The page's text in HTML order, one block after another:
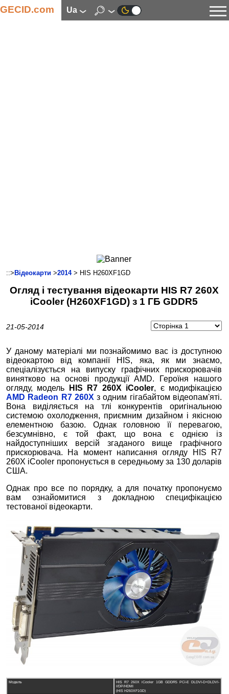
GECID.com ua
Смартфони
Комунікації
Автоелектроніка
::> Відеокарти >2014> HIS H260XF1GD
Огляд і тестування відеокарти HIS R7 260Х
iCooler (H260XF1GD) з 1 ГБ GDDR5
21-05-2014
У даному матеріалі ми познайомимо вас із доступною
відеокартою від компанії HIS, яка, як ми знаємо,
спеціалізується на випуску графічних прискорювачів
винятково на основі продукції AMD. Героїня нашого
огляду, модель HIS R7 260Х iCooler, є модифікацією
AMD Radeon R7 260Х з одним гігабайтом відеопам'яті.
Вона виділяється на тлі конкурентів оригінальною
системою охолодження, приємним дизайном і якісною
елементною базою. Однак головною її перевагою,
безсумнівно, є той факт, що вона є однією із
найдоступніших версій згаданого вище графічного
прискорювача. На момент написання огляду HIS R7
260Х iCooler пропонується в середньому за 130 доларів
США.
Однак про все по порядку, а для початку пропонуємо
вам ознайомитися з докладною специфікацією
тестованої відеокарти.
Модель
HIS R7 260X iCooler 1GB GDDR5 PCI-E DLDVI-D+DLDVI-
I/DP/HDMI
(HIS H260XF1GD)